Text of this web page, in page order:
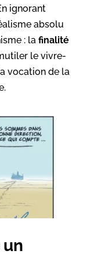
ignorant
absolu
: la finalité
le vivre-
vocation de la
un